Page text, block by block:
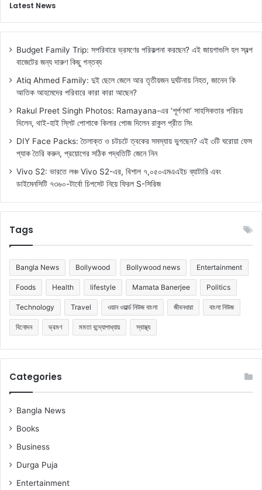
Latest News
Budget Family Trip: সপরিবারে ভ্রমণের পরিকল্পনা করছেন? এই জায়গাগুলি হল স্বল্প
বাজেটের জন্য দারুণ কিছু গন্তব্য
Atiq Ahmed Family: দুই ছেলে জেলে আর তৃতীয়জন দুর্ঘটনায় নিহত, জানেন কি
আতিক আহমেদের পরিবারে কারা কারা আছেন?
Rakul Preet Singh Photos: Ramayana-এর ‘শূর্পণখা’ সাহসিকতার পরিচয়
দিলেন, থাই-হাই স্লিট পোশাকে কিলার পোজ দিলেন রাকুল প্রীত সিং
DIY Face Packs: তৈলাক্ত ও চটচটে ত্বকের সমস্যায় ভুগছেন? এই ৩টি ঘরোয়া ফেস
প্যাক তৈরি করুন, প্রয়োগের সঠিক পদ্ধতিটি জেনে নিন
Vivo S2: ভারতে লঞ্চ Vivo S2-এর, বিশাল ৭,০৫০এমএএইচ ব্যাটারি এবং
ডাইমেনসিটি ৭৩৬০-টার্বো চিপসেট নিয়ে ফিরল S-সিরিজ
Tags
Bangla News Bollywood Bollywood news Entertainment
Foods Health lifestyle Mamata Banerjee Politics
Technology Travel ওয়ান ওয়ার্ল্ড নিউজ বাংলা জীবনধারা বাংলা নিউজ
বিনোদন ভ্রমণ মমতা বন্দ্যোপাধ্যায় স্বাস্থ্য
Categories
Bangla News
Books
Business
Durga Puja
Entertainment